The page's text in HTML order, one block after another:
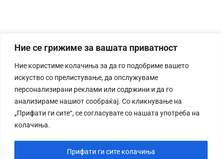
Ние се грижиме за вашата приватност
Ние користиме колачиња за да го подобриме вашето
искуство со прелистување, да опслужуваме
персонализирани реклами или содржини и да го
анализираме нашиот сообраќај. Со кликнување на
„Прифати ги сите“, се согласувате со нашата употреба на
колачиња.
Прифати ги сите колачиња